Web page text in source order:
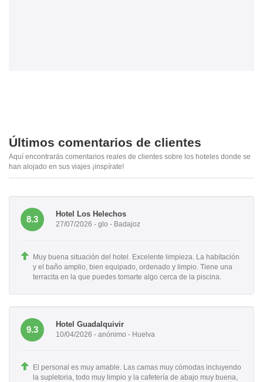
Últimos comentarios de clientes
Aquí encontrarás comentarios reales de clientes sobre los hoteles donde se
han alojado en sus viajes ¡inspírate!
8.3
Hotel Los Helechos
27/07/2026 - glo - Badajoz
Muy buena situación del hotel. Excelente limpieza. La habitación
y el baño amplio, bien equipado, ordenado y limpio. Tiene una
terracita en la que puedes tomarte algo cerca de la piscina.
9.3
Hotel Guadalquivir
10/04/2026 - anónimo - Huelva
El personal es muy amable. Las camas muy cómodas incluyendo
la supletoria, todo muy limpio y la cafetería de abajo muy buena,